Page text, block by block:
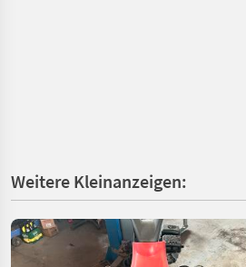
Weitere Kleinanzeigen: